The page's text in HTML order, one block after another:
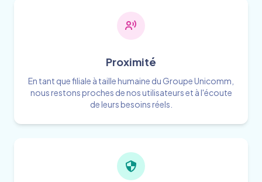
Proximité
En tant que filiale à taille humaine du Groupe Unicomm,
nous restons proches de nos utilisateurs et à l'écoute
de leurs besoins réels.